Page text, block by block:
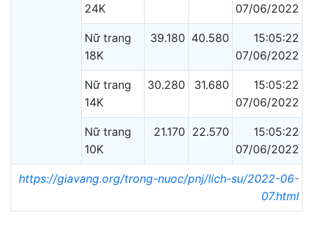
24K
07/06/2022
Nữ trang
18K
39.180 40.580
15:05:22
07/06/2022
Nữ trang
14K
30.280 31.680
15:05:22
07/06/2022
Nữ trang
10K
21.170 22.570
15:05:22
07/06/2022
https://giavang.org/trong-nuoc/pnj/lich-su/2022-06-
07.html